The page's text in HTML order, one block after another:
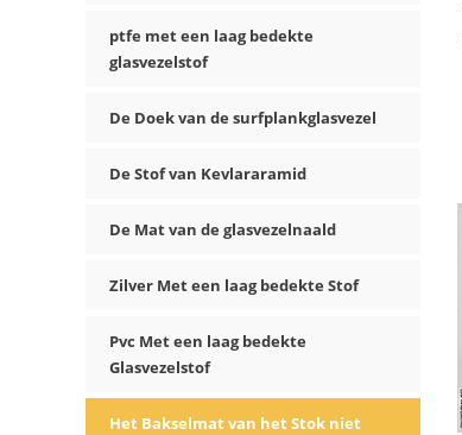
ptfe met een laag bedekte
glasvezelstof
De Doek van de surfplankglasvezel
De Stof van Kevlararamid
De Mat van de glasvezelnaald
Zilver Met een laag bedekte Stof
Pvc Met een laag bedekte
Glasvezelstof
Het Bakselmat van het Stok niet